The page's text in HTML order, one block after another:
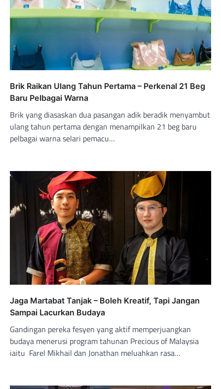
Brik Raikan Ulang Tahun Pertama – Perkenal 21 Beg
Baru Pelbagai Warna
Brik yang diasaskan dua pasangan adik beradik menyambut
ulang tahun pertama dengan menampilkan 21 beg baru
pelbagai warna selari pemacu…
Jaga Martabat Tanjak – Boleh Kreatif, Tapi Jangan
Sampai Lacurkan Budaya
Gandingan pereka fesyen yang aktif memperjuangkan
budaya menerusi program tahunan Precious of Malaysia
iaitu Farel Mikhail dan Jonathan meluahkan rasa…